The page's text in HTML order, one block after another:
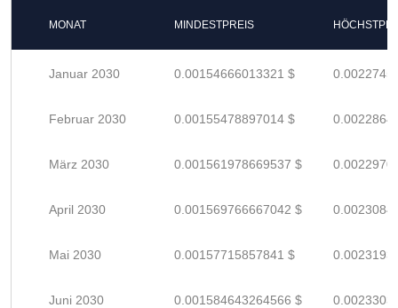
MONAT MINDESTPREIS
Januar 2030 0.00154666013321 $
Februar 2030 0.00155478897014 $
März 2030 0.001561978669537 $
April 2030 0.001569766667042 $
Mai 2030 0.00157715857841 $
Juni 2030 0.001584643264566 $